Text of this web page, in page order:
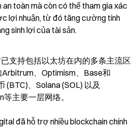
toàn mà còn có thể tham gia xác
lợi nhuận, từ đó tăng cường tính
sinh lợi của tài sản.
支持包括以太坊在内的多条主流区
、Optimism、Base和
(BTC)、Solana (SOL) 以及
主要一层网络。
đã hỗ trợ nhiều blockchain chính